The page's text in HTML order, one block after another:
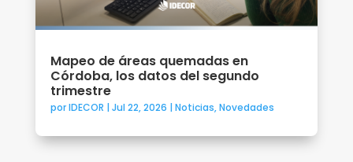
Mapeo de áreas quemadas en
Córdoba, los datos del segundo
trimestre
porIDECOR | Jul 22, 2026 | Noticias,Novedades